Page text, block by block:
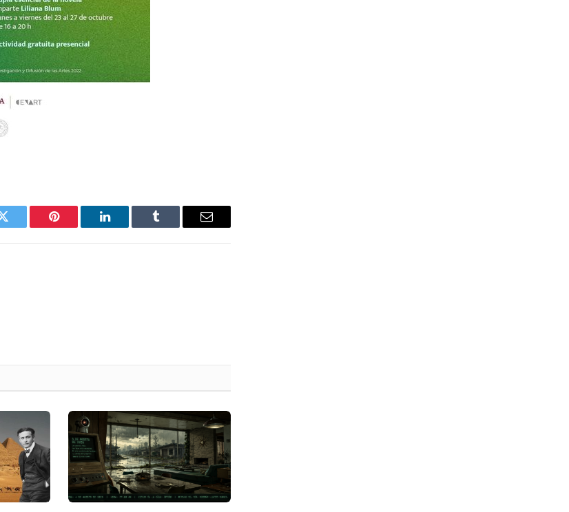
Twitter Pinterest LinkedIn Tumblr Email